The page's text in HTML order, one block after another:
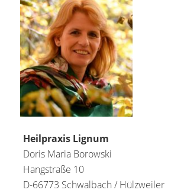
Heilpraxis Lignum
Doris Maria Borowski
Hangstraße 10
D-66773 Schwalbach / Hülzweiler